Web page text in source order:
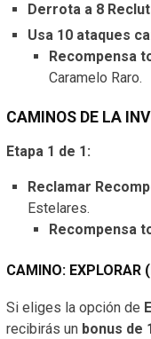
Derrota a 8
Usa 10 ataques
Recompensa
Caramelo Raro.
CAMINOS DE LA
Etapa 1 de 1:
Reclamar
Estelares.
Recompensa
CAMINO: EXPLORAR
Si eliges la opción de
recibirás un bonus de